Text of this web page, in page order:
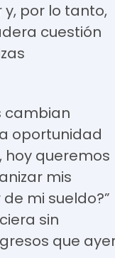
por lo tanto,
cuestión
cambian
oportunidad
hoy queremos
mis
mi sueldo?”
sin
que